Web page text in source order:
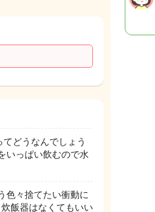
どうなんでしょう
いっぱい飲むので水
色々捨てたい衝動に
飯器はなくてもいい